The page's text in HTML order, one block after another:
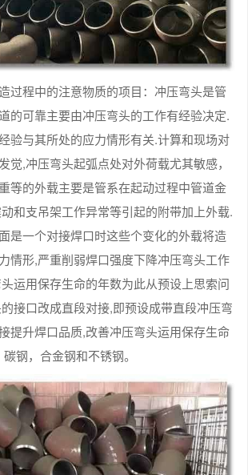
过程中的注意物质的项目：冲压弯头是管
的可靠主要由冲压弯头的工作有经验决定.
验与其所处的应力情形有关.计算和现场对
觉,冲压弯头起弧点处对外荷载尤其敏感，
等的外载主要是管系在起动过程中管道金
和支吊架工作异常等引起的附带加上外载.
是一个对接焊口时这些个变化的外载将造
情形,严重削弱焊口强度下降冲压弯头工作
运用保存生命的年数为此从预设上思索问
接口改成直段对接,即预设成带直段冲压弯
提升焊口品质,改善冲压弯头运用保存生命
钢，合金钢和不锈钢。